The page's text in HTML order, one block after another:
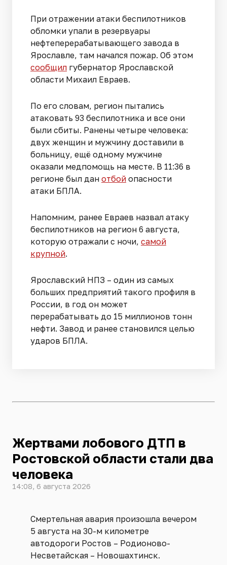
При отражении атаки беспилотников
обломки упали в резервуары
нефтеперерабатывающего завода в
Ярославле, там начался пожар. Об этом
сообщил губернатор Ярославской
области Михаил Евраев.
По его словам, регион пытались
атаковать 93 беспилотника и все они
были сбиты. Ранены четыре человека:
двух женщин и мужчину доставили в
больницу, ещё одному мужчине
оказали медпомощь на месте. В 11:36 в
регионе был дан отбой опасности
атаки БПЛА.
Напомним, ранее Евраев назвал атаку
беспилотников на регион 6 августа,
которую отражали с ночи, самой
крупной.
Ярославский НПЗ – один из самых
больших предприятий такого профиля в
России, в год он может
перерабатывать до 15 миллионов тонн
нефти. Завод и ранее становился целью
ударов БПЛА.
Жертвами лобового ДТП в
Ростовской области стали два
человека
14:08, 6 августа 2026
Смертельная авария произошла вечером
5 августа на 30-м километре
автодороги Ростов – Родионово-
Несветайская – Новошахтинск.